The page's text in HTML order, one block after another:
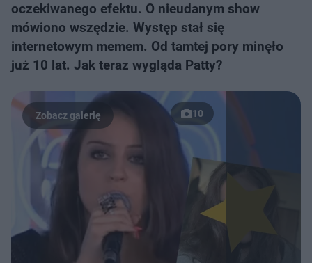
oczekiwanego efektu. O nieudanym show
mówiono wszędzie. Występ stał się
internetowym memem. Od tamtej pory minęło
już 10 lat. Jak teraz wygląda Patty?
10